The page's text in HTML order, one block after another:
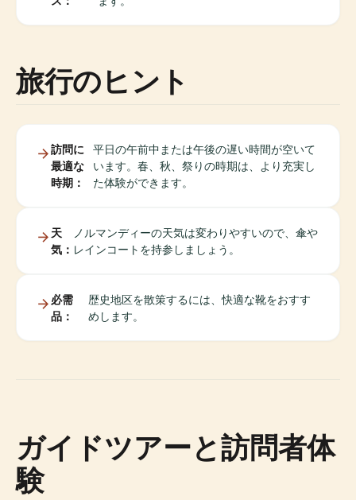
旅行のヒント
訪問に
最適な
時期：
平日の午前中または午後の遅い時間が空いて
います。春、秋、祭りの時期は、より充実し
た体験ができます。
天
気：
ノルマンディーの天気は変わりやすいので、傘や
レインコートを持参しましょう。
必需
品：
歴史地区を散策するには、快適な靴をおすす
めします。
ガイドツアーと訪問者体
験